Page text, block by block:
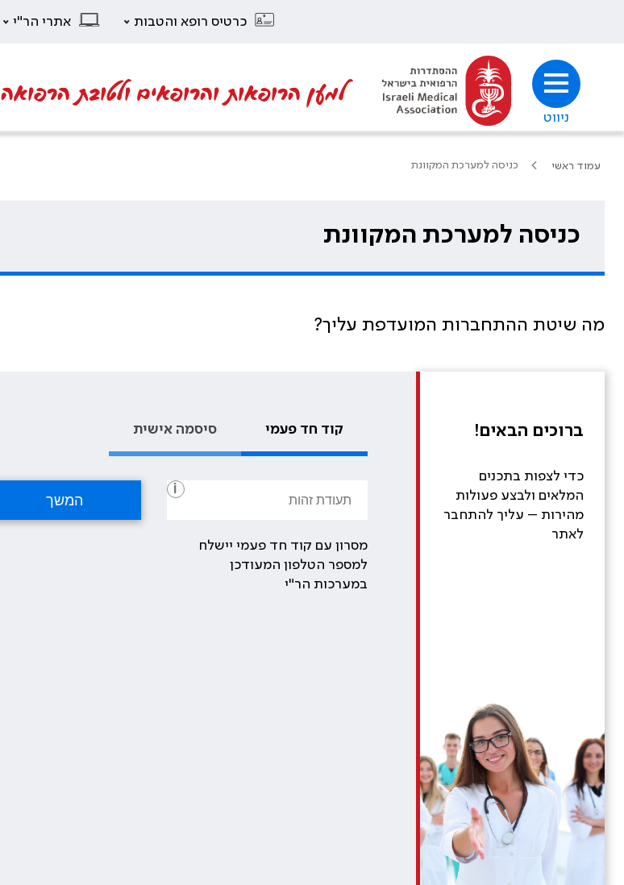
כרטיס רופא והטבות אתרי הר"י
ניווט
למען הרופאות והרופאים ולטובת הרפואה
עמוד ראשי כניסה למערכת המקוונת
כניסה למערכת המקוונת
מה שיטת ההתחברות המועדפת עליך?
ברוכים הבאים!
כדי לצפות בתכנים
המלאים ולבצע פעולות
מהירות – עליך להתחבר
לאתר
קוד חד פעמי סיסמה אישית
i
מסרון עם קוד חד פעמי יישלח
למספר הטלפון המעודכן
במערכות הר"י